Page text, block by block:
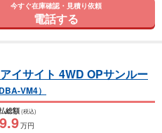
今すぐ在庫確認・見積り依頼
電話する
イサイト 4WD OPサンルー
VM4）
総額(税込)
.9万円